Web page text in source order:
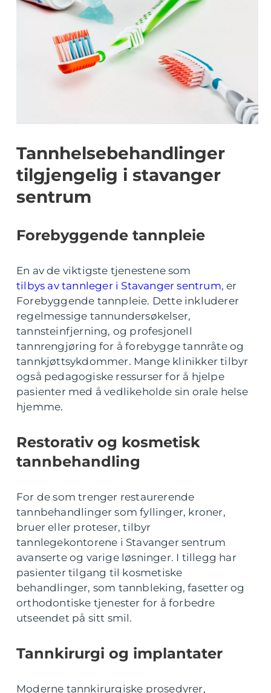
Tannhelsebehandlinger
tilgjengelig i stavanger
sentrum
Forebyggende tannpleie
En av de viktigste tjenestene som
tilbys av tannleger i Stavanger sentrum, er
Forebyggende tannpleie. Dette inkluderer
regelmessige tannundersøkelser,
tannsteinfjerning, og profesjonell
tannrengjøring for å forebygge tannråte og
tannkjøttsykdommer. Mange klinikker tilbyr
også pedagogiske ressurser for å hjelpe
pasienter med å vedlikeholde sin orale helse
hjemme.
Restorativ og kosmetisk
tannbehandling
For de som trenger restaurerende
tannbehandlinger som fyllinger, kroner,
bruer eller proteser, tilbyr
tannlegekontorene i Stavanger sentrum
avanserte og varige løsninger. I tillegg har
pasienter tilgang til kosmetiske
behandlinger, som tannbleking, fasetter og
orthodontiske tjenester for å forbedre
utseendet på sitt smil.
Tannkirurgi og implantater
Moderne tannkirurgiske prosedyrer,